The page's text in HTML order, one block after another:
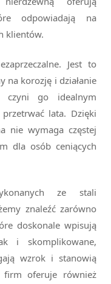
odpowiadają na
klientów.
Jest to
na korozję i działanie
czyni go idealnym
lata. Dzięki
nie wymaga częstej
dla osób ceniących
ze stali
znaleźć zarówno
doskonale wpisują
i skomplikowane,
wzrok i stanowią
firm oferuje również